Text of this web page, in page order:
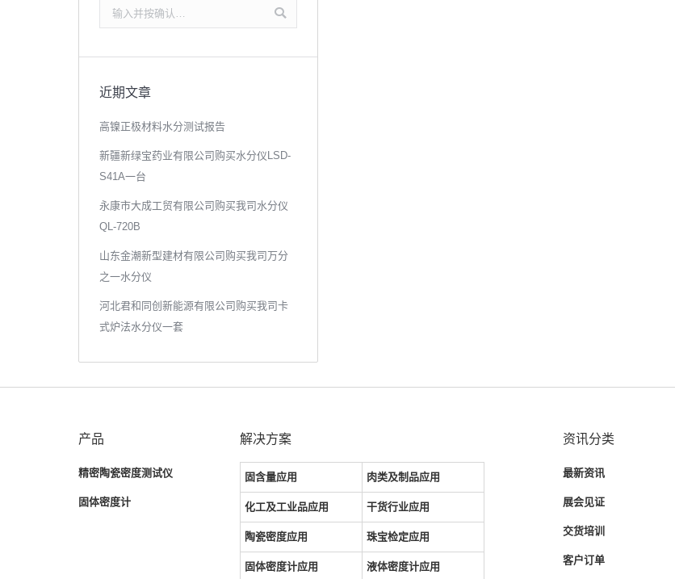
索：
近期文章
高镍正极材料水分测试报告
新疆新绿宝药业有限公司购买水分仪LSD-
S41A一台
永康市大成工贸有限公司购买我司水分仪
QL-720B
山东金潮新型建材有限公司购买我司万分
之一水分仪
河北君和同创新能源有限公司购买我司卡
式炉法水分仪一套
产品
精密陶瓷密度测试仪
固体密度计
解决方案
固含量应用 肉类及制品应用
化工及工业品应用 干货行业应用
陶瓷密度应用 珠宝检定应用
固体密度计应用 液体密度计应用
资讯分类
最新资讯
展会见证
交货培训
客户订单